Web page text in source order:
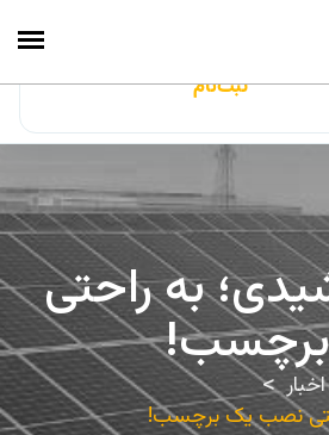
ثبت‌نام
به راحتی
اخبار
نصب یک برچسب!